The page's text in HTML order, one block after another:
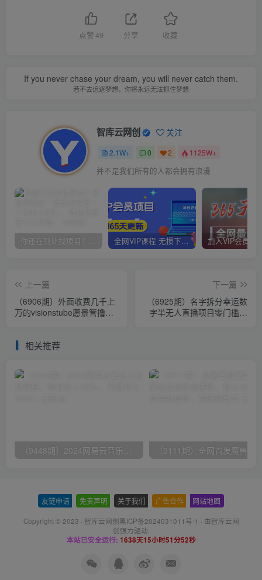
点赞49 分享 收藏
If you never chase your dream, you will never catch them.
若不去追逐梦想，你将永远无法抓住梦想
智库云网创 关注
2.1W+ 0 2 1125W+
并不是我们所有的人都会拥有浪漫
你还在到处找项目？还在当韭菜？我靠卖项目一个月收入5万+，曾经我也是个失败者。 全网VIP课程 无损下载~
上一篇
（6906期）外面收费几千上
万的visionstube愿景管撸美
下一篇
（6925期）名字拆分幸运数
字半无人直播项目零门槛、
相关推荐
友链申请 免责声明 关于我们 广告合作 网站地图
Copyright © 2023 · 智库云网创黑ICP备2024031011号-1 · 由智库云网
创强力驱动.
本站已安全运行: 1638天15小时51分52秒